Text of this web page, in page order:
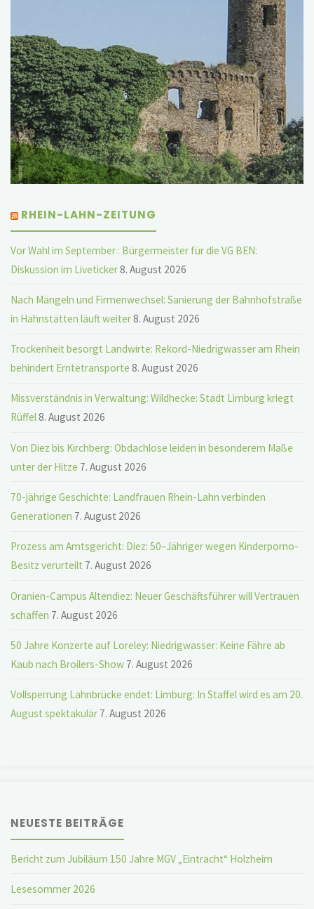
RHEIN-LAHN-ZEITUNG
Vor Wahl im September : Bürgermeister für die VG BEN:
Diskussion im Liveticker8. August 2026
Nach Mängeln und Firmenwechsel: Sanierung der Bahnhofstraße
in Hahnstätten läuft weiter8. August 2026
Trockenheit besorgt Landwirte: Rekord-Niedrigwasser am Rhein
behindert Erntetransporte 8. August 2026
Missverständnis in Verwaltung: Wildhecke: Stadt Limburg kriegt
Rüffel8. August 2026
Von Diez bis Kirchberg: Obdachlose leiden in besonderem Maße
unter der Hitze 7. August 2026
70-jährige Geschichte: Landfrauen Rhein-Lahn verbinden
Generationen 7. August 2026
Prozess am Amtsgericht: Diez: 50–Jähriger wegen Kinderporno-
Besitz verurteilt 7. August 2026
Oranien-Campus Altendiez: Neuer Geschäftsführer will Vertrauen
schaffen 7. August 2026
50 Jahre Konzerte auf Loreley: Niedrigwasser: Keine Fähre ab
Kaub nach Broilers-Show 7. August 2026
Vollsperrung Lahnbrücke endet: Limburg: In Staffel wird es am 20.
August spektakulär 7. August 2026
NEUESTE BEITRÄGE
Bericht zum Jubiläum 150 Jahre MGV „Eintracht“ Holzheim
Lesesommer 2026